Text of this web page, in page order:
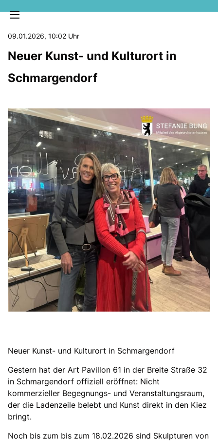
MELDUNGEN
SOZIALE MEDIEN
KLARTEXT
09.01.2026, 10:02 Uhr
Neuer Kunst- und Kulturort in
Schmargendorf
Neuer Kunst- und Kulturort in Schmargendorf
Gestern hat der Art Pavillon 61 in der Breite Straße 32
in Schmargendorf offiziell eröffnet: Nicht
kommerzieller Begegnungs- und Veranstaltungsraum,
der die Ladenzeile belebt und Kunst direkt in den Kiez
bringt.
Noch bis zum bis zum 18.02.2026 sind Skulpturen von